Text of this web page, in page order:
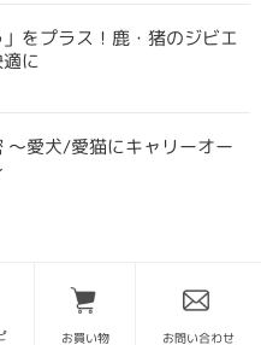
をプラス！鹿・猪のジビエ
に
〜愛犬/愛猫にキャリーオー
お買い物 お問い合わせ